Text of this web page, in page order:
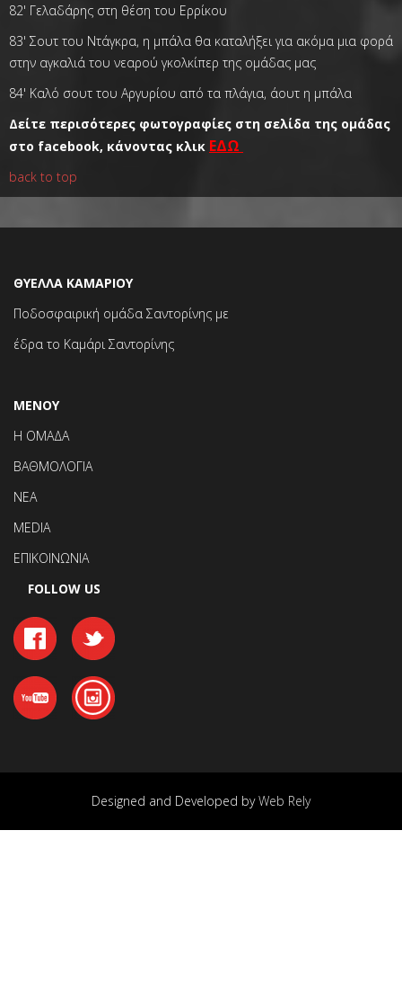
82' Γελαδάρης στη θέση του Ερρίκου
83' Σουτ του Ντάγκρα, η μπάλα θα καταλήξει για ακόμα μια φορά
στην αγκαλιά του νεαρού γκολκίπερ της ομάδας μας
84' Καλό σουτ του Αργυρίου από τα πλάγια, άουτ η μπάλα
Δείτε περισότερες φωτογραφίες στη σελίδα της ομάδας
στο facebook, κάνοντας κλικ ΕΔΩ
back to top
ΘΥΕΛΛΑ ΚΑΜΑΡΙΟΥ
Ποδοσφαιρική ομάδα Σαντορίνης με
έδρα το Καμάρι Σαντορίνης
ΜΕΝΟΥ
Η ΟΜΑΔΑ
ΒΑΘΜΟΛΟΓΙΑ
ΝΕΑ
MEDIA
ΕΠΙΚΟΙΝΩΝΙΑ
FOLLOW US
Designed and Developed byWeb Rely